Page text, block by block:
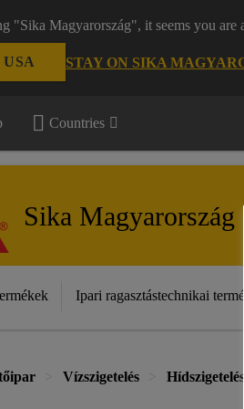
"Sika Magyarország", it seems you
STAY ON SIKA
Countries
Sika Magyarország
Ipari ragasztástechnikai
Vízszigetelés